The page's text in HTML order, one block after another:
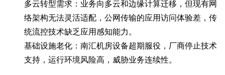
多云转型需求：业务向多云和边缘计算迁移，但现有网
络架构无法灵活适配，公网传输的应用访问体验差，传
统流控技术缺乏应用感知能力。
基础设施老化：南汇机房设备超期服役，厂商停止技术
支持，运行环境风险高，威胁业务连续性。